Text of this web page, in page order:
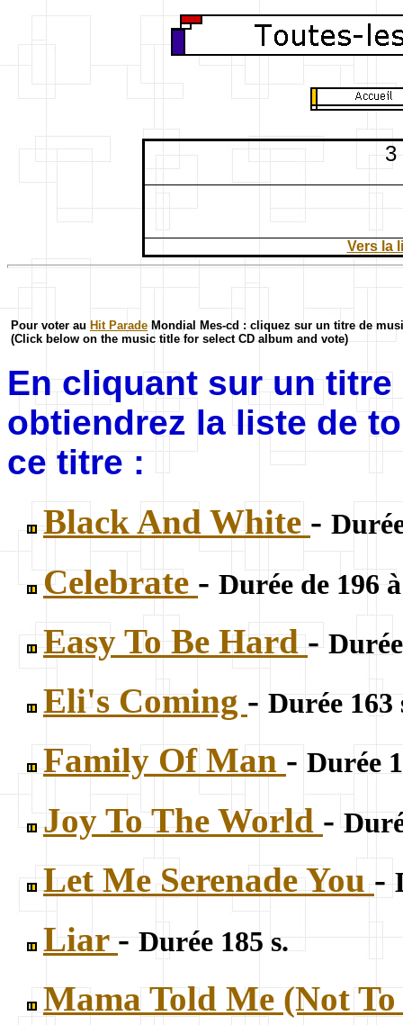
3
Vers la
Pour voter au Hit Parade Mondial Mes-cd : cliquez sur un titre de
(Click below on the music title for select CD album and vote)
En cliquant sur un
obtiendrez la liste de
ce titre :
Black And White -
Celebrate - Durée de 196
Easy To Be Hard-
Eli's Coming - Durée 163
Family Of Man - Durée
Joy To The World -
Let Me Serenade You-
Liar - Durée 185 s.
Mama Told Me (Not